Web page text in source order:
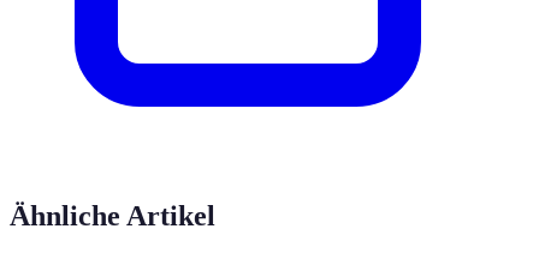
Ähnliche Artikel